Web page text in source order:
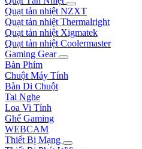
Quạt tản nhiệt NZXT
Quạt tản nhiệt Thermalright
Quạt tản nhiệt Xigmatek
Quạt tản nhiệt Coolermaster
Gaming Gear
Bàn Phím
Chuột Máy Tính
Bàn Di Chuột
Tai Nghe
Loa Vi Tính
Ghế Gaming
WEBCAM
Thiết Bị Mạng